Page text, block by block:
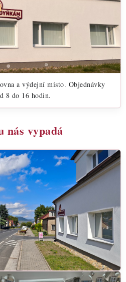
a výdejní místo. Objednávky
8 do 16 hodin.
nás vypadá